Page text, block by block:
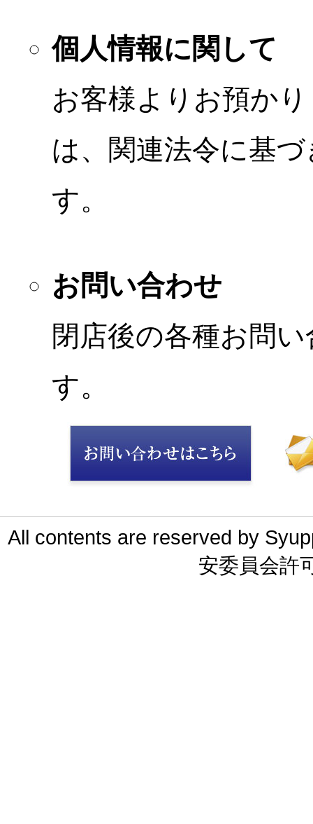
個人情報に関して
お客様よりお預か
は、関連法令に基
す。
お問い合わせ
閉店後の各種お問
す。
All contents are reserved by
安委員会許